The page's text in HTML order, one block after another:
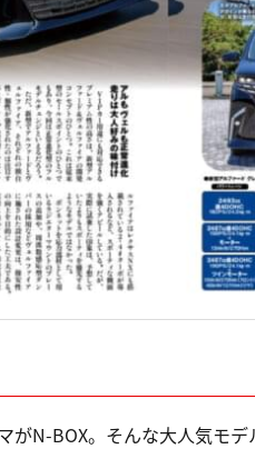
がN-BOX。そんな大人気モ